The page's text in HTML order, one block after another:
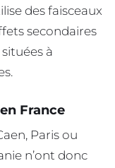
des faisceaux
secondaires
à
France
Paris ou
n’ont donc